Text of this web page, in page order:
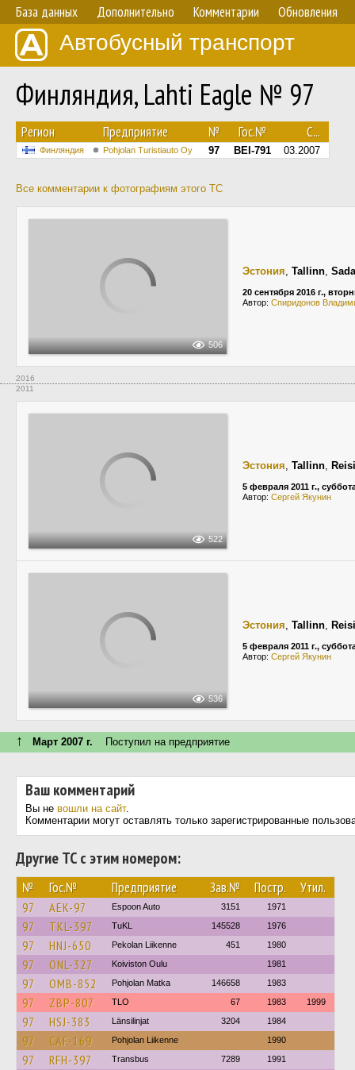
База данных Дополнительно Комментарии Обновления
Автобусный транспорт
Финляндия, Lahti Eagle № 97
Регион Предприятие № Гос.№ С...
Финляндия Pohjolan Turistiauto Oy 97 BEI-791 03.2007
Все комментарии к фотографиям этого ТС
506
Эстония, Tallinn,
20 сентября 2016 г.,
Автор: Спиридонов
2016
2011
522
Эстония, Tallinn,
5 февраля 2011 г.,
Автор: Сергей Якунин
536
Эстония, Tallinn,
5 февраля 2011 г.,
Автор: Сергей Якунин
↑ Март 2007 г. Поступил на предприятие
Ваш комментарий
Вы не вошли на сайт.
Комментарии могут оставлять только зарегистрированные
Другие ТС с этим номером:
№ Гос.№ Предприятие Зав.№ Постр. Утил.
97 AEK-97 Espoon Auto 3151 1971
97 TKL-397 TuKL 145528 1976
97 HNJ-650 Pekolan Liikenne 451 1980
97 ONL-327 Koiviston Oulu 1981
97 OMB-852 Pohjolan Matka 146658 1983
97 ZBP-807 TLO 67 1983 1999
97 HSJ-383 Länsilinjat 3204 1984
97 CAF-169 Pohjolan Liikenne 1990
97 RFH-397 Transbus 7289 1991